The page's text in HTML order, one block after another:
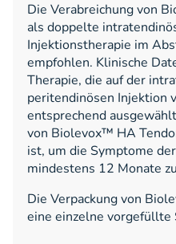
Die Verabreichung von
als doppelte
Injektionstherapie im
empfohlen. Klinische
Therapie, die auf der
peritendinösen Injektion
entsprechend
von Biolevox™ HA
ist, um die Symptome
mindestens 12 Monate
Die Verpackung von
eine einzelne vorgefüllte